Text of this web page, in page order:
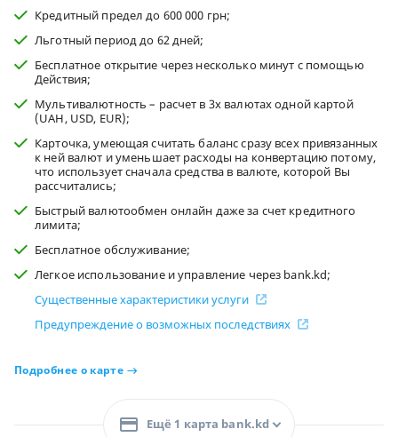
Кредитный предел до 600 000 грн;
Льготный период до 62 дней;
Бесплатное открытие через несколько минут с помощью
Действия;
Мультивалютность – расчет в 3х валютах одной картой
(UAH, USD, EUR);
Карточка, умеющая считать баланс сразу всех привязанных
к ней валют и уменьшает расходы на конвертацию потому,
что использует сначала средства в валюте, которой Вы
рассчитались;
Быстрый валютообмен онлайн даже за счет кредитного
лимита;
Бесплатное обслуживание;
Легкое использование и управление через bank.kd;
Существенные характеристики услуги
Предупреждение о возможных последствиях
Подробнее о карте
Ещё 1 карта bank.kd